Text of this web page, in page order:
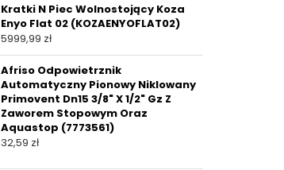
Kratki N Piec Wolnostojący Koza
Enyo Flat 02 (KOZAENYOFLAT02)
5999,99 zł
Afriso Odpowietrznik
Automatyczny Pionowy Niklowany
Primovent Dn15 3/8" X 1/2" Gz Z
Zaworem Stopowym Oraz
Aquastop (7773561)
32,59 zł